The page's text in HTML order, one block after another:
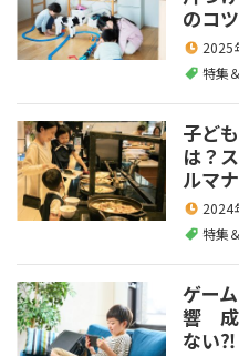
のコ
2025
特集
子ど
は？
ルマ
2024
特集
ゲー
響 成
ない